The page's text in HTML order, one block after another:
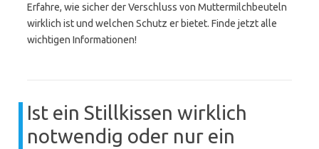
Erfahre, wie sicher der Verschluss von Muttermilchbeuteln
wirklich ist und welchen Schutz er bietet. Finde jetzt alle
wichtigen Informationen!
Ist ein Stillkissen wirklich
notwendig oder nur ein